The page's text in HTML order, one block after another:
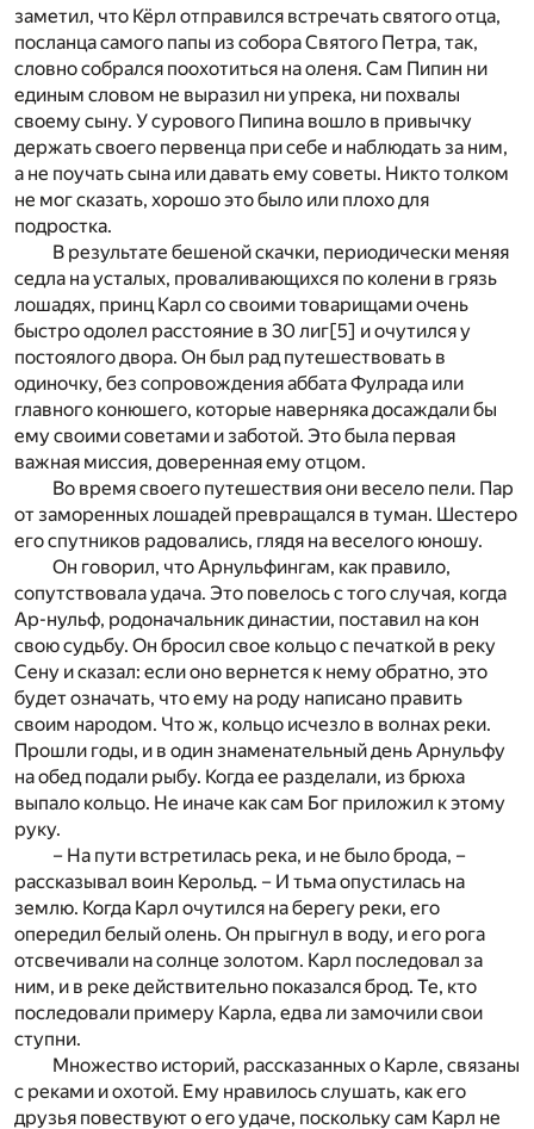
заметил, что Кёрл отправился встречать святого отца,
посланца самого папы из собора Святого Петра, так,
словно собрался поохотиться на оленя. Сам Пипин ни
единым словом не выразил ни упрека, ни похвалы
своему сыну. У сурового Пипина вошло в привычку
держать своего первенца при себе и наблюдать за ним,
а не поучать сына или давать ему советы. Никто толком
не мог сказать, хорошо это было или плохо для
подростка.
В результате бешеной скачки, периодически меняя
седла на усталых, проваливающихся по колени в грязь
лошадях, принц Карл со своими товарищами очень
быстро одолел расстояние в 30 лиг[5] и очутился у
постоялого двора. Он был рад путешествовать в
одиночку, без сопровождения аббата Фулрада или
главного конюшего, которые наверняка досаждали бы
ему своими советами и заботой. Это была первая
важная миссия, доверенная ему отцом.
Во время своего путешествия они весело пели. Пар
от заморенных лошадей превращался в туман. Шестеро
его спутников радовались, глядя на веселого юношу.
Он говорил, что Арнульфингам, как правило,
сопутствовала удача. Это повелось с того случая, когда
Ар-нульф, родоначальник династии, поставил на кон
свою судьбу. Он бросил свое кольцо с печаткой в реку
Сену и сказал: если оно вернется к нему обратно, это
будет означать, что ему на роду написано править
своим народом. Что ж, кольцо исчезло в волнах реки.
Прошли годы, и в один знаменательный день Арнульфу
на обед подали рыбу. Когда ее разделали, из брюха
выпало кольцо. Не иначе как сам Бог приложил к этому
руку.
– На пути встретилась река, и не было брода, –
рассказывал воин Керольд. – И тьма опустилась на
землю. Когда Карл очутился на берегу реки, его
опередил белый олень. Он прыгнул в воду, и его рога
отсвечивали на солнце золотом. Карл последовал за
ним, и в реке действительно показался брод. Те, кто
последовали примеру Карла, едва ли замочили свои
ступни.
Множество историй, рассказанных о Карле, связаны
с реками и охотой. Ему нравилось слушать, как его
друзья повествуют о его удаче, поскольку сам Карл не